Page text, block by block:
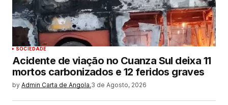
SOCIEDADE
Acidente de viação no Cuanza Sul deixa 11
mortos carbonizados e 12 feridos graves
by Admin Carta de Angola.3 de Agosto, 2026